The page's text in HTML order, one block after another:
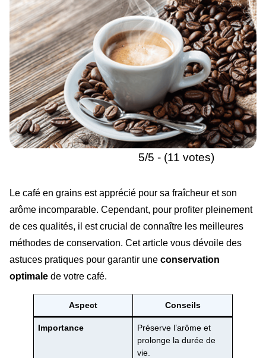
5/5 - (11 votes)
Le café en grains est apprécié pour sa fraîcheur et son
arôme incomparable. Cependant, pour profiter pleinement
de ces qualités, il est crucial de connaître les meilleures
méthodes de conservation. Cet article vous dévoile des
astuces pratiques pour garantir une conservation
optimale de votre café.
Aspect Conseils
Importance
Préserve l’arôme et
prolonge la durée de
vie.